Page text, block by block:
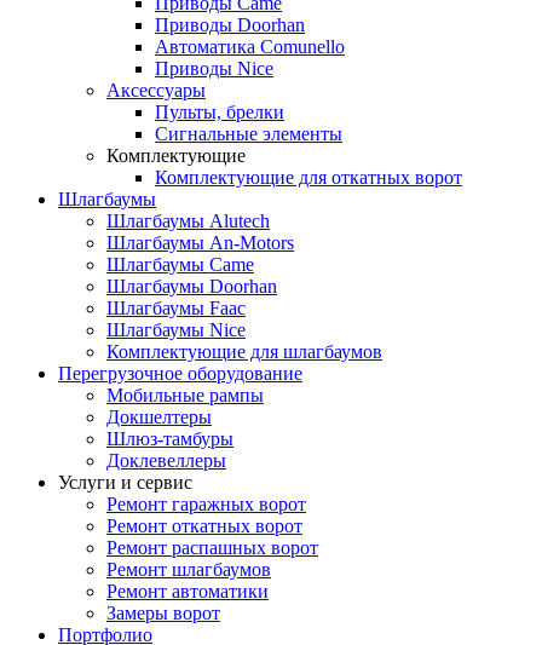
Приводы Doorhan
Автоматика Comunello
Приводы Nice
Аксессуары
Пульты, брелки
Сигнальные элементы
Комплектующие
Комплектующие для откатных ворот
Шлагбаумы
Шлагбаумы Alutech
Шлагбаумы An-Motors
Шлагбаумы Came
Шлагбаумы Doorhan
Шлагбаумы Faac
Шлагбаумы Nice
Комплектующие для шлагбаумов
Перегрузочное оборудование
Мобильные рампы
Докшелтеры
Шлюз-тамбуры
Доклевеллеры
Услуги и сервис
Ремонт гаражных ворот
Ремонт откатных ворот
Ремонт распашных ворот
Ремонт шлагбаумов
Ремонт автоматики
Замеры ворот
Портфолио